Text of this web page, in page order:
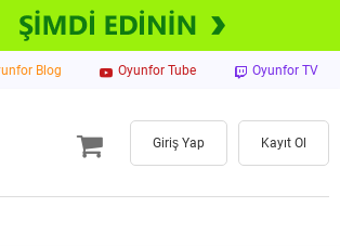
Blog Oyunfor Tube Oyunfor TV
Giriş Yap Kayıt Ol